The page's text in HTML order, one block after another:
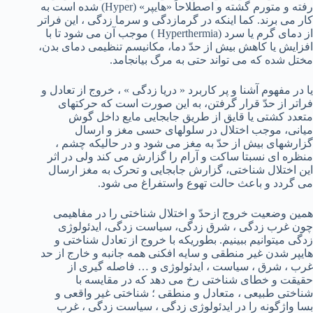
رفته و متورم گشته و اصطلاحاً «هایپر» (Hyper) شده است به
کار می برند. کما اینکه در گرمازدگی و سرما زدگی ، این فراتر
از دمای گرم یا سرد (Hyperthermia ) موجب آن می شود تا با
افزایش یا کاهش بیش از حدّ دما، مکانیسم تنظیمی دمای بدن،
مختل شده که می تواند حتی به مرگ بیانجامد.
یا در مفهوم آشنا و پر کاربرد « دریا زدگی » ، خروج از تعادل و
فراتر از حدّ قرار گرفتن، به این صورت است که حرکتهای
متعدد کشتی یا قایق از طریق جابجایی مایع داخل گوش
میانی، موجب اختلال در سلولهای حسی مغز و ارسال
گزارشهای بیش از حدّ به مغز می شود و در حالیکه چشم ،
منظره ای نسبتا ساکت و آرام را گزارش می کند ولی در اثر
این اختلال شناختی، گزارش جابجایی و تحرک به مغز ارسال
می گردد و باعث حالت تهوع واستفراغ می شود.
همین وضعیت خروج ازحدّ و اختلال شناختی را در مفاهیمی
چون غرب زدگی ، شرق زدگی، سیاست زدگی، ایدئولوژی
زدگی میتوانیم ببینیم. بطوریکه با خروج از تعادل شناختی و
هایپر شدن غیر منطقی و سایه افکنی همه جانبه و خارج از حد
غرب ، شرق ، سیاست ، ایدئولوژی و … فاصله گیری از
حقیقت و خطای شناختی رخ می دهد که در مقایسه با
شناختی طبیعی ، متعادل و منطقی ؛ شناختی غیر واقعی و
بسا واژگونه را در ایدئولوژی زدگی ، سیاست زدگی ، غرب